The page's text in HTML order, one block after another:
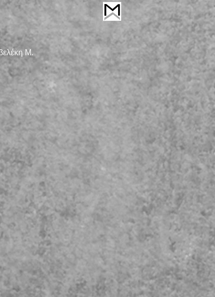
Μ.